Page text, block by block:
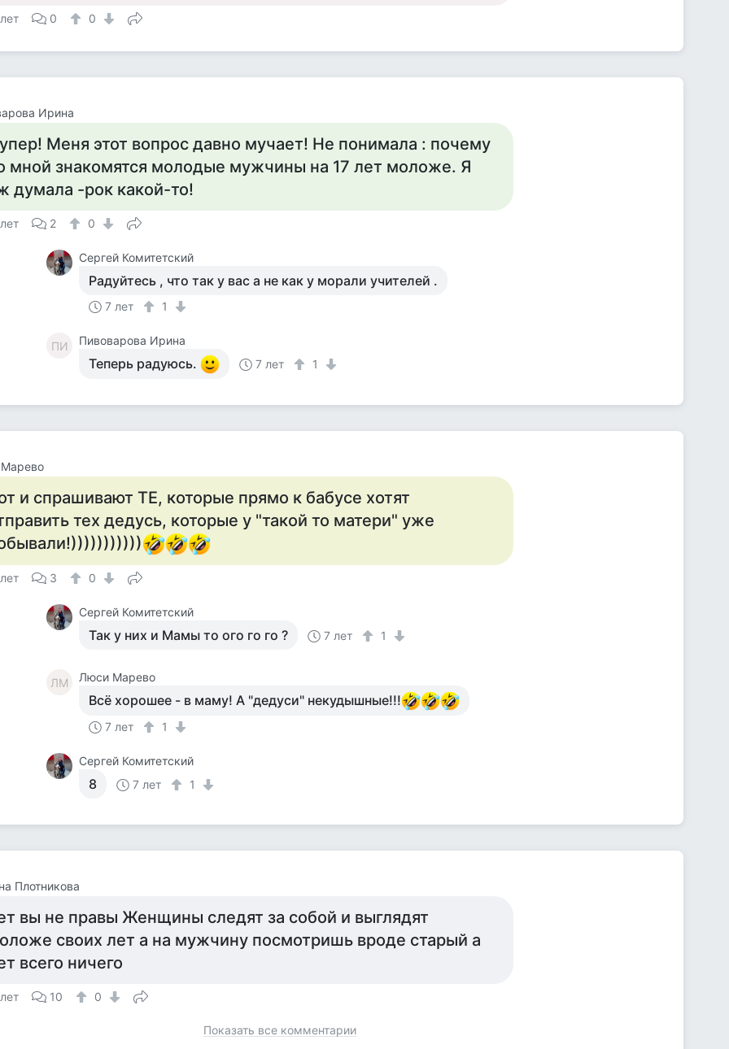
0 0
Ирина
Меня этот вопрос давно мучает! Не понимала : почему
мной знакомятся молодые мужчины на 17 лет моложе. Я
думала -рок какой-то!
2 0
Сергей Комитетский
Радуйтесь , что так у вас а не как у морали учителей .
7 лет 1
ПИ Пивоварова Ирина
Теперь радуюсь. 7 лет 1
и спрашивают ТЕ, которые прямо к бабусе хотят
тех дедусь, которые у "такой то матери" уже
3 0
Сергей Комитетский
Так у них и Мамы то ого го го ? 7 лет 1
ЛМ Люси Марево
Всё хорошее - в маму! А "дедуси" некудышные!!!
7 лет 1
Сергей Комитетский
8 7 лет 1
Плотникова
вы не правы Женщины следят за собой и выглядят
своих лет а на мужчину посмотришь вроде старый а
всего ничего
10 0
Показать все комментарии